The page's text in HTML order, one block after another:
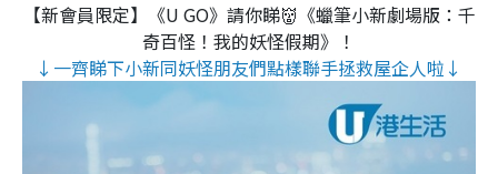
【新會員限定】《U GO》請你睇👹《蠟筆小新劇場版：千
奇百怪！我的妖怪假期》！
↓一齊睇下小新同妖怪朋友們點樣聯手拯救屋企人啦↓